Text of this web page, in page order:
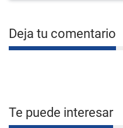
Deja tu comentario
Te puede interesar